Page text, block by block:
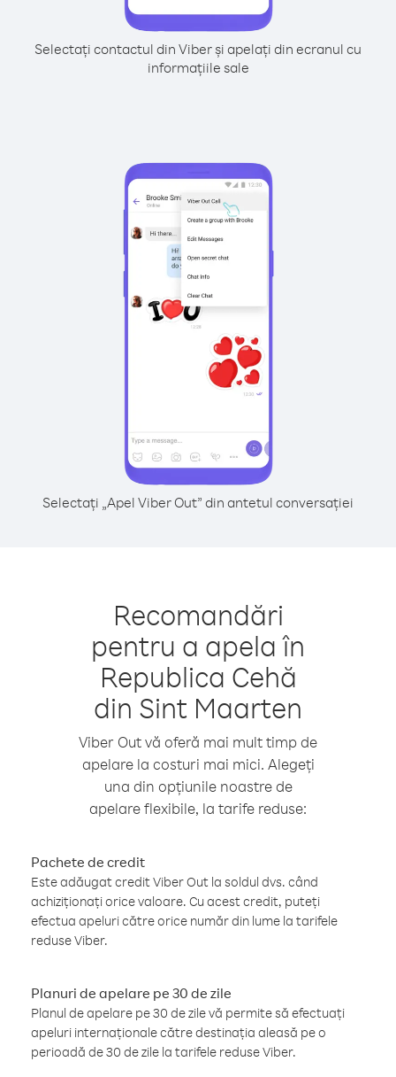
Selectați contactul din Viber și apelați din ecranul cu
informațiile sale
Selectați „Apel Viber Out” din antetul conversației
Recomandări
pentru a apela în
Republica Cehă
din Sint Maarten
Viber Out vă oferă mai mult timp de
apelare la costuri mai mici. Alegeți
una din opțiunile noastre de
apelare flexibile, la tarife reduse:
Pachete de credit
Este adăugat credit Viber Out la soldul dvs. când
achiziționați orice valoare. Cu acest credit, puteți
efectua apeluri către orice număr din lume la tarifele
reduse Viber.
Planuri de apelare pe 30 de zile
Planul de apelare pe 30 de zile vă permite să efectuați
apeluri internaționale către destinația aleasă pe o
perioadă de 30 de zile la tarifele reduse Viber.